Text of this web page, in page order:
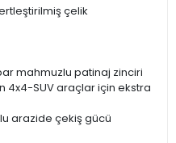
çelik
mahmuzlu patinaj zinciri
4x4-SUV araçlar için ekstra
arazide çekiş gücü